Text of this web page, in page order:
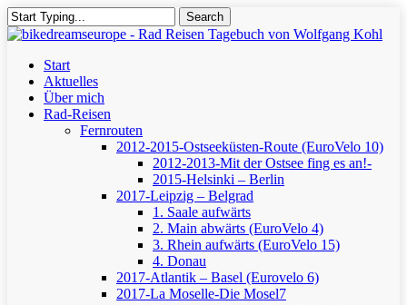
Skip
to
content
Search
Close
Menu
Start
Aktuelles
Über mich
Rad-Reisen
Fernrouten
2012-2015-Ostseeküsten-Route (EuroVelo 10)
2012-2013-Mit der Ostsee fing es an!-
2015-Helsinki – Berlin
2017-Leipzig – Belgrad
1. Saale aufwärts
2. Main abwärts (EuroVelo 4)
3. Rhein aufwärts (EuroVelo 15)
4. Donau
2017-Atlantik – Basel (Eurovelo 6)
2017-La Moselle-Die Mosel7